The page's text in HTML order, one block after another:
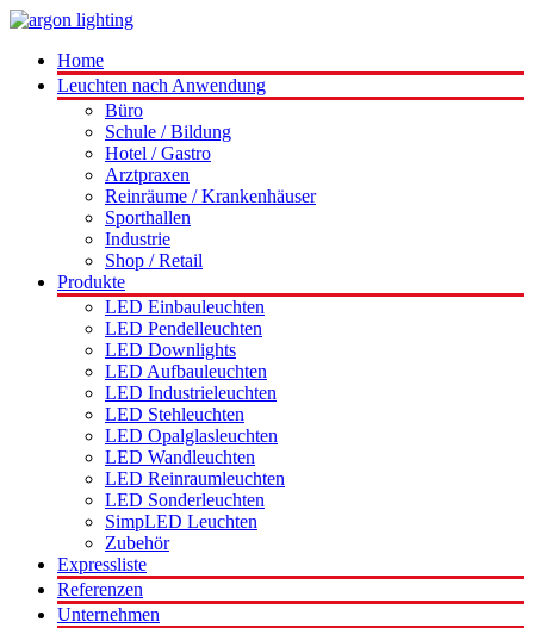
Home
Leuchten nach Anwendung
Büro
Schule / Bildung
Hotel / Gastro
Arztpraxen
Reinräume / Krankenhäuser
Sporthallen
Industrie
Shop / Retail
Produkte
LED Einbauleuchten
LED Pendelleuchten
LED Downlights
LED Aufbauleuchten
LED Industrieleuchten
LED Stehleuchten
LED Opalglasleuchten
LED Wandleuchten
LED Reinraumleuchten
LED Sonderleuchten
SimpLED Leuchten
Zubehör
Expressliste
Referenzen
Unternehmen